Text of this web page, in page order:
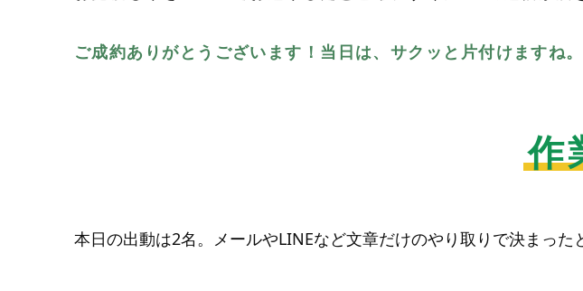
ご成約ありがとうございます！当日は、サクッと片付けますね。
作
本日の出動は2名。メールやLINEなど文章だけのやり取りで決まった